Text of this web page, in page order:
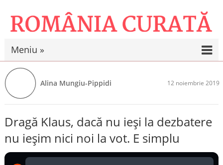
Meniu »
Alina Mungiu-Pippidi 12 noiembrie 2019
Dragă Klaus, dacă nu ieși la dezbatere
nu ieșim nici noi la vot. E simplu